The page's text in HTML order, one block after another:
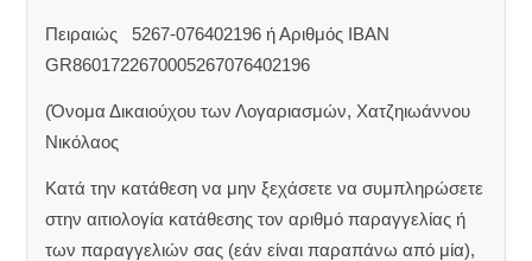
Πειραιώς 5267-076402196 ή Αριθμός IBAN
GR8601722670005267076402196
(Όνομα Δικαιούχου των Λογαριασμών, Χατζηιωάννου
Νικόλαος
Κατά την κατάθεση να μην ξεχάσετε να συμπληρώσετε
στην αιτιολογία κατάθεσης τον αριθμό παραγγελίας ή
των παραγγελιών σας (εάν είναι παραπάνω από μία),